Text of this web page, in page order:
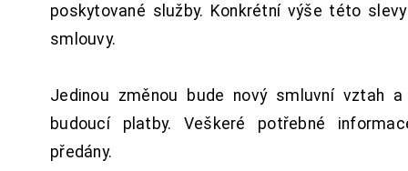
poskytované služby. Konkrétní výše této
smlouvy.
Jedinou změnou bude nový smluvní vztah
budoucí platby. Veškeré potřebné
předány.